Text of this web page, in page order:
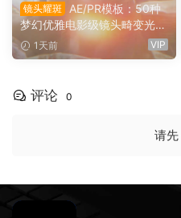
镜头耀斑
AE/PR模板：50种
梦幻优雅电影级镜头畸变光学
镜头耀斑折射漏光4K婚礼、
音乐、剪辑转场叠加模板（16
1天前 VIP
评论 0
请先